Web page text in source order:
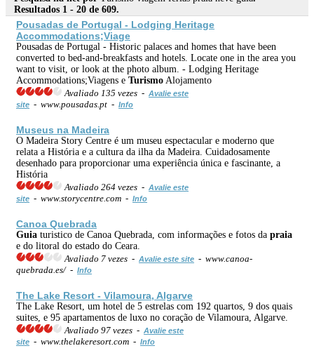
Resultados 1 - 20 de 609.
Pousadas de Portugal - Lodging Heritage
Accommodations;Viage
Pousadas de Portugal - Historic palaces and homes that have been
converted to bed-and-breakfasts and hotels. Locate one in the area you
want to visit, or look at the photo album. - Lodging Heritage
Accommodations;Viagens e Turismo Alojamento
Avaliado 135 vezes - Avalie este
site - www.pousadas.pt - Info
Museus na Madeira
O Madeira Story Centre é um museu espectacular e moderno que
relata a História e a cultura da ilha da Madeira. Cuidadosamente
desenhado para proporcionar uma experiência única e fascinante, a
História
Avaliado 264 vezes - Avalie este
site - www.storycentre.com - Info
Canoa Quebrada
Guia turistico de Canoa Quebrada, com informações e fotos da praia
e do litoral do estado do Ceara.
Avaliado 7 vezes - Avalie este site - www.canoa-
quebrada.es/ - Info
The Lake Resort - Vilamoura, Algarve
The Lake Resort, um hotel de 5 estrelas com 192 quartos, 9 dos quais
suites, e 95 apartamentos de luxo no coração de Vilamoura, Algarve.
Avaliado 97 vezes - Avalie este
site - www.thelakeresort.com - Info